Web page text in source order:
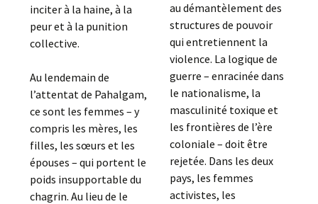
inciter à la haine, à la
peur et à la punition
collective.
Au lendemain de
l’attentat de Pahalgam,
ce sont les femmes – y
compris les mères, les
filles, les sœurs et les
épouses – qui portent le
poids insupportable du
chagrin. Au lieu de le
au démantèlement des
structures de pouvoir
qui entretiennent la
violence. La logique de
guerre – enracinée dans
le nationalisme, la
masculinité toxique et
les frontières de l’ère
coloniale – doit être
rejetée. Dans les deux
pays, les femmes
activistes, les